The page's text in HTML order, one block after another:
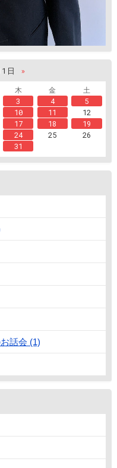
日
»
木 金
土
3 4
5
10 11
12
17 18
19
24 25
26
31
話会 (1)